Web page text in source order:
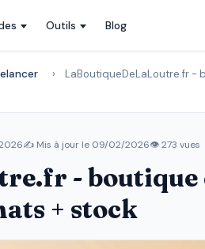
Outils Blog
› LaBoutiqueDeLaLoutre.fr -
✍️ Mis à jour le 09/02/2026👁 273 vues
- boutique
+ stock